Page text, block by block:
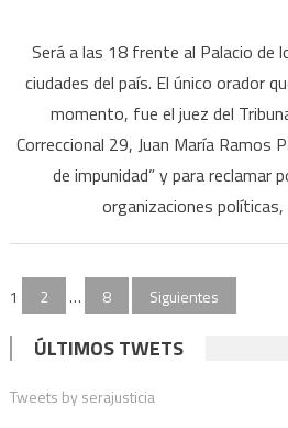
contra
la
Corte
los
detalles
Será a las 18 frente al Palacio de
ciudades del país. El único orador
momento, fue el juez del
Correccional 29, Juan María Ramos
de impunidad” y para reclamar
organizaciones
Paginación
de
entradas
1 2 … 8 Siguientes
ÚLTIMOS TWETS
Tweets by serajusticia